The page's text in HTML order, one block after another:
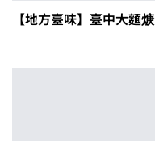
【地方臺味】臺中大麵焿